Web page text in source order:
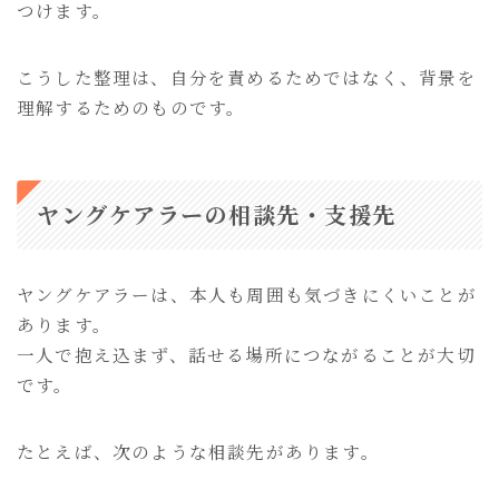
つけます。
こうした整理は、自分を責めるためではなく、背景を
理解するためのものです。
ヤングケアラーの相談先・支援先
ヤングケアラーは、本人も周囲も気づきにくいことが
あります。
一人で抱え込まず、話せる場所につながることが大切
です。
たとえば、次のような相談先があります。